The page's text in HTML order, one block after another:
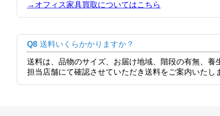
→オフィス家具買取についてはこちら
Q8 送料いくらかかりますか？
送料は、品物のサイズ、お届け地域、階段の有無、
担当店舗にて確認させていただき送料をご案内いたし